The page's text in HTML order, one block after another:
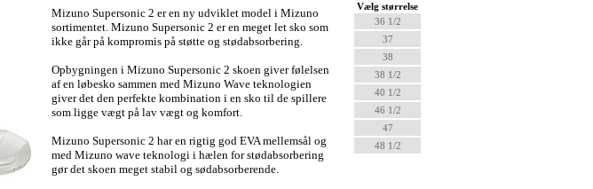
Mizuno Supersonic 2 er en ny udviklet model i Mizuno
sortimentet. Mizuno Supersonic 2 er en meget let sko som
ikke går på kompromis på støtte og stødabsorbering.
Opbygningen i Mizuno Supersonic 2 skoen giver følelsen
af en løbesko sammen med Mizuno Wave teknologien
giver det den perfekte kombination i en sko til de spillere
som ligge vægt på lav vægt og komfort.
Mizuno Supersonic 2 har en rigtig god EVA mellemsål og
med Mizuno wave teknologi i hælen for stødabsorbering
gør det skoen meget stabil og sødabsorberende.
Vælg størrelse
36 1/2
37
38
38 1/2
40 1/2
46 1/2
47
48 1/2